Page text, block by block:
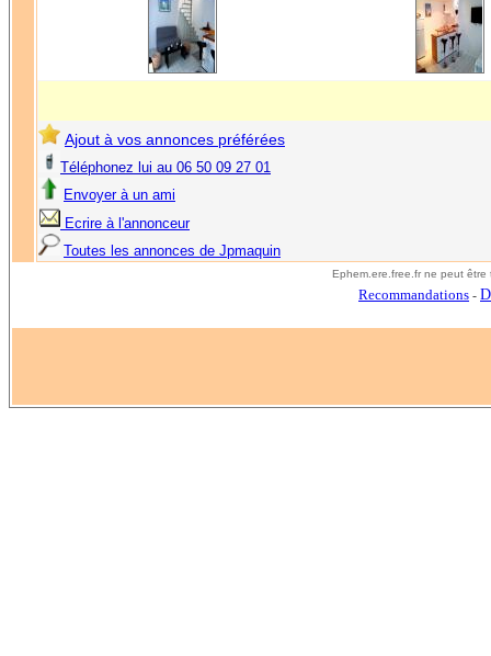
Ajout à vos annonces préférées
Téléphonez lui au 06 50 09 27 01
Envoyer à un ami
Ecrire à l'annonceur
Toutes les annonces de Jpmaquin
Ephem.ere.free.fr ne peut
Recommandations -